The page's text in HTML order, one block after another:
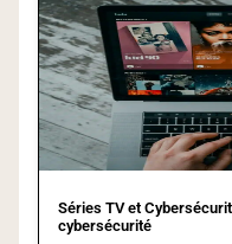
Séries TV et
cybersécurité